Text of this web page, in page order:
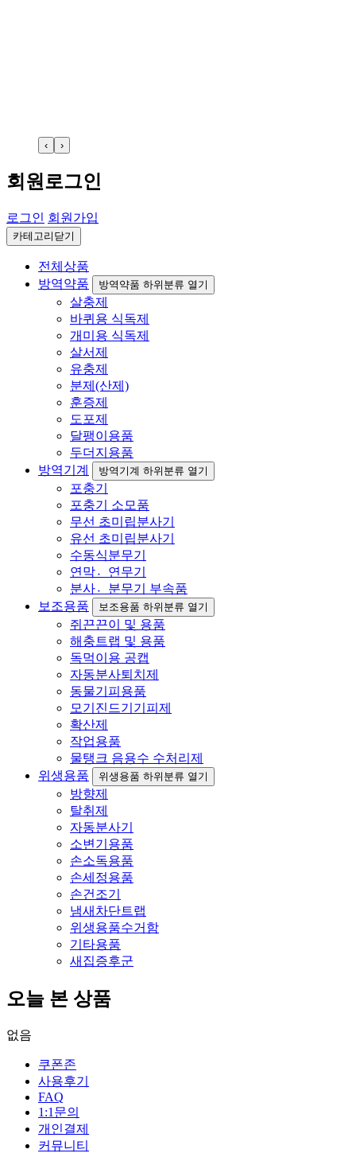
‹ ›
회원로그인
로그인 회원가입
카테고리닫기
전체상품
방역약품
방역약품 하위분류 열기
살충제
바퀴용 식독제
개미용 식독제
살서제
유충제
분제(산제)
훈증제
도포제
달팽이용품
두더지용품
방역기계
방역기계 하위분류 열기
포충기
포충기 소모품
무선 초미립분사기
유선 초미립분사기
수동식분무기
연막연〮무기
분사분〮무기 부속품
보조용품
보조용품 하위분류 열기
쥐끈끈이 및 용품
해충트랩 및 용품
독먹이용 공캡
자동분사퇴치제
동물기피용품
모기진드기기피제
확산제
작업용품
물탱크 음용수 수처리제
위생용품
위생용품 하위분류 열기
방향제
탈취제
자동분사기
소변기용품
손소독용품
손세정용품
손건조기
냄새차단트랩
위생용품수거함
기타용품
새집증후군
오늘 본 상품
없음
쿠폰존
사용후기
FAQ
1:1문의
개인결제
커뮤니티